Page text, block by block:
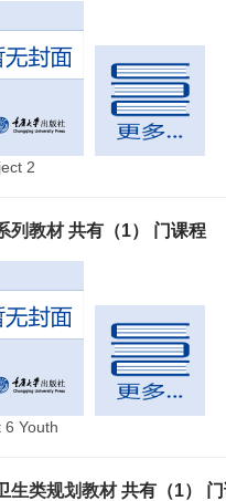
2
列教材 共有（1） 门课程
6 Youth
生类规划教材 共有（1）